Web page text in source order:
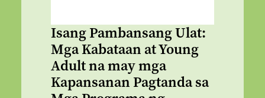
Isang Pambansang Ulat:
Mga Kabataan at Young
Adult na may mga
Kapansanan Pagtanda sa